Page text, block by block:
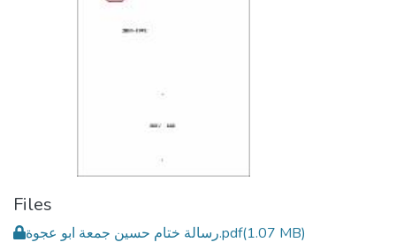
Files
رسالة ختام حسين جمعة ابو عجوة.pdf(1.07 MB)